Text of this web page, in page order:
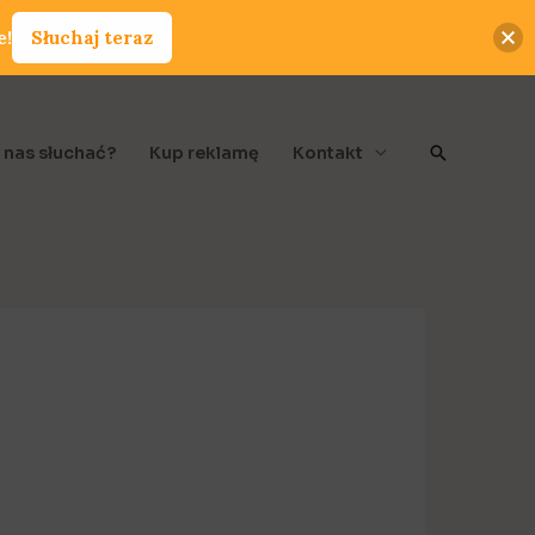
słuchać? Kup reklamę Kontakt Szukaj
Słuchaj teraz